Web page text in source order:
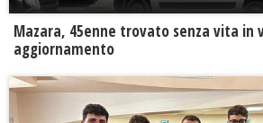
Mazara, 45enne trovato senza vita in
aggiornamento